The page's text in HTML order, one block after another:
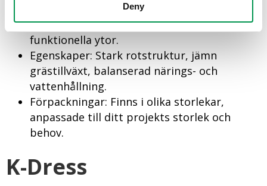
Deny
Användningsområden: Nyanläggning och
underhåll av gräsmattor, från dekorativa till
funktionella ytor.
Egenskaper: Stark rotstruktur, jämn
grästillväxt, balanserad närings- och
vattenhållning.
Förpackningar: Finns i olika storlekar,
anpassade till ditt projekts storlek och
behov.
K-Dress